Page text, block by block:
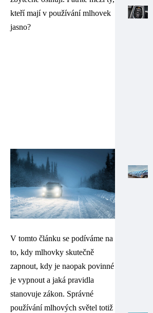
kteří mají v používání mlhovek
jasno?
V tomto článku se podíváme na
to, kdy mlhovky skutečně
zapnout, kdy je naopak povinné
je vypnout a jaká pravidla
stanovuje zákon. Správné
používání mlhových světel totiž